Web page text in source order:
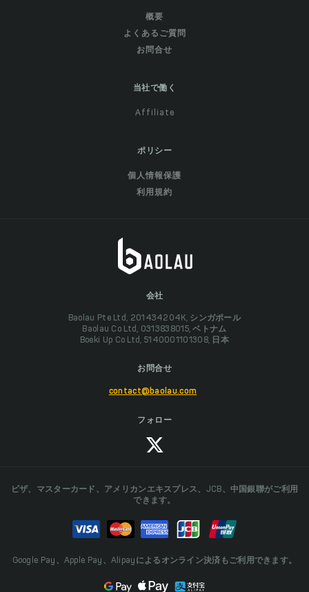
概要
よくあるご質問
お問合せ
当社で働く
Affiliate
ポリシー
個人情報保護
利用規約
会社
Baolau Pte Ltd, 201434204K, シンガポール
Baolau Co Ltd, 0313838015, ベトナム
Boeki Up Co Ltd, 5140001101308, 日本
お問合せ
contact@baolau.com
フォロー
ビザ、マスターカード、アメリカンエキスプレス、JCB、中国銀聯がご利用
できます。
Google Pay、Apple Pay、Alipayによるオンライン決済もご利用できます。